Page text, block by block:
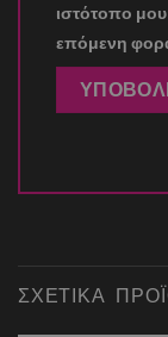
ιστότοπο
επόμενη
ΣΧΕΤΙΚΆ